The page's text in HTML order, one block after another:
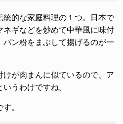
統的な家庭料理の１つ。日本で
ネギなどを炒めて中華風に味付
ン粉をまぶして揚げるのが一
けが肉まんに似ているので、ア
うわけですね。
。